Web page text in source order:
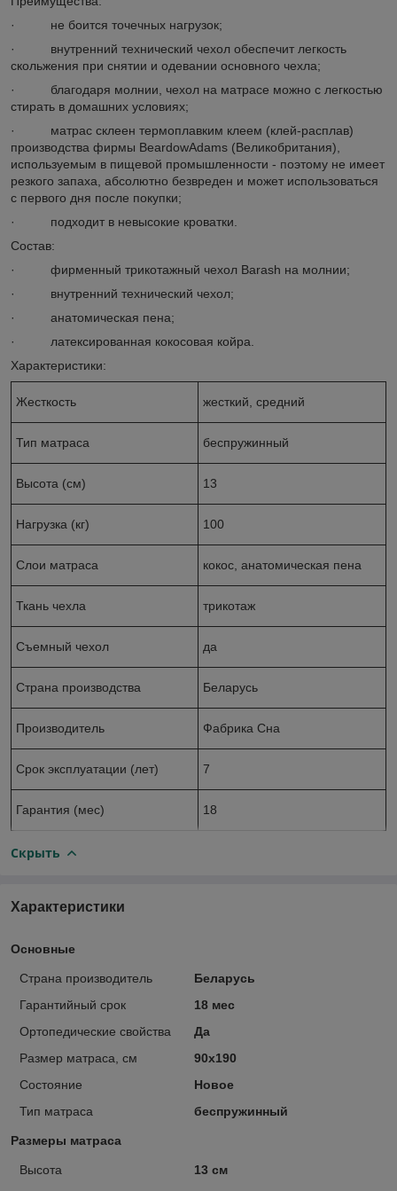
· не боится точечных нагрузок;
· внутренний технический чехол обеспечит легкость
скольжения при снятии и одевании основного чехла;
· благодаря молнии, чехол на матрасе можно с легкостью
стирать в домашних условиях;
· матрас склеен термоплавким клеем (клей-расплав)
производства фирмы BeardowAdams (Великобритания),
используемым в пищевой промышленности - поэтому не имеет
резкого запаха, абсолютно безвреден и может использоваться
с первого дня после покупки;
· подходит в невысокие кроватки.
Состав:
· фирменный трикотажный чехол Barash на молнии;
· внутренний технический чехол;
· анатомическая пена;
· латексированная кокосовая койра.
Характеристики:
Жесткость жесткий, средний
Тип матраса беспружинный
Высота (см) 13
Нагрузка (кг) 100
Слои матраса кокос, анатомическая пена
Ткань чехла трикотаж
Съемный чехол да
Страна производства Беларусь
Производитель Фабрика Сна
Срок эксплуатации (лет) 7
Гарантия (мес) 18
Скрыть
Характеристики
Основные
Страна производитель
Беларусь
Гарантийный срок
18 мес
Ортопедические свойства
Да
Размер матраса, см
90х190
Состояние
Новое
Тип матраса
беспружинный
Размеры матраса
Высота
13 см